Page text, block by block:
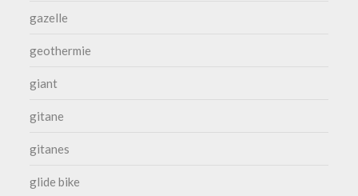
gazelle
geothermie
giant
gitane
gitanes
glide bike